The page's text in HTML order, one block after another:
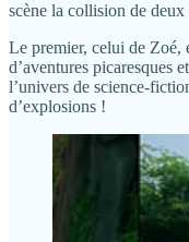
scène la collision de deux
Le premier, celui de Zoé,
d’aventures picaresques
l’univers de science-
d’explosions !